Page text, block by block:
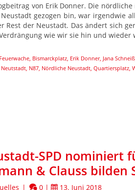
von Erik Donner. Die
gezogen bin, war irgendwie
Rest der Neustadt. Das ändert sich
wie wir sie hin und wieder
Bismarckplatz Erik Donner, Jana Schneiß
Neutstadt N87 Nördliche Neustadt Quartiersplatz
SPD nominiert
& Clauss
| 0 |
13. Juni 2018